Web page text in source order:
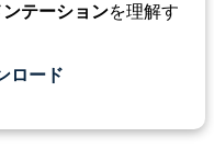
ンテーションを理解す
ロード